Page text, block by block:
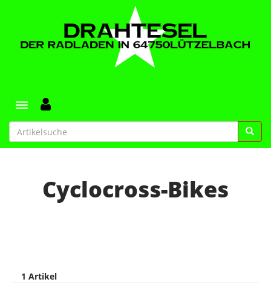
Toggle navigation
Cyclocross-Bikes
1 Artikel